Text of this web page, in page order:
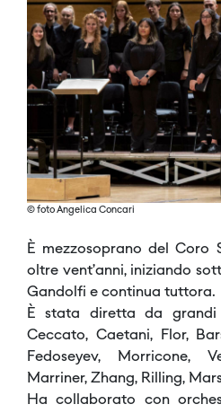
© foto Angelica Concari
È mezzosoprano del Coro
oltre vent’anni, iniziando
Gandolfi e continua tuttora.
È stata diretta da grandi
Ceccato, Caetani, Flor,
Fedoseyev, Morricone,
Marriner, Zhang, Rilling,
Ha collaborato con